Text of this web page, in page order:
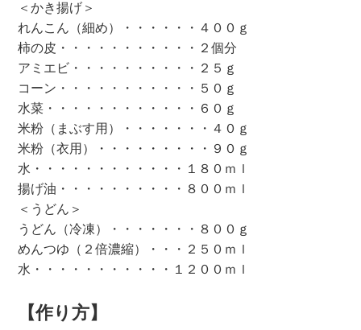
＜かき揚げ＞
れんこん（細め）・・・・・・４００ｇ
柿の皮・・・・・・・・・・・２個分
アミエビ・・・・・・・・・・２５ｇ
コーン・・・・・・・・・・・５０ｇ
水菜・・・・・・・・・・・・６０ｇ
米粉（まぶす用）・・・・・・・４０ｇ
米粉（衣用）・・・・・・・・・９０ｇ
水・・・・・・・・・・・・１８０ｍｌ
揚げ油・・・・・・・・・・８００ｍｌ
＜うどん＞
うどん（冷凍）・・・・・・・８００ｇ
めんつゆ（２倍濃縮）・・・２５０ｍｌ
水・・・・・・・・・・・１２００ｍｌ
【作り方】